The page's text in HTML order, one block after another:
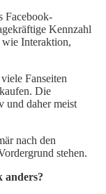
Facebook-
Kennzahl
wie Interaktion,
Fanseiten
Die
und daher meist
nach den
stehen.
anders?